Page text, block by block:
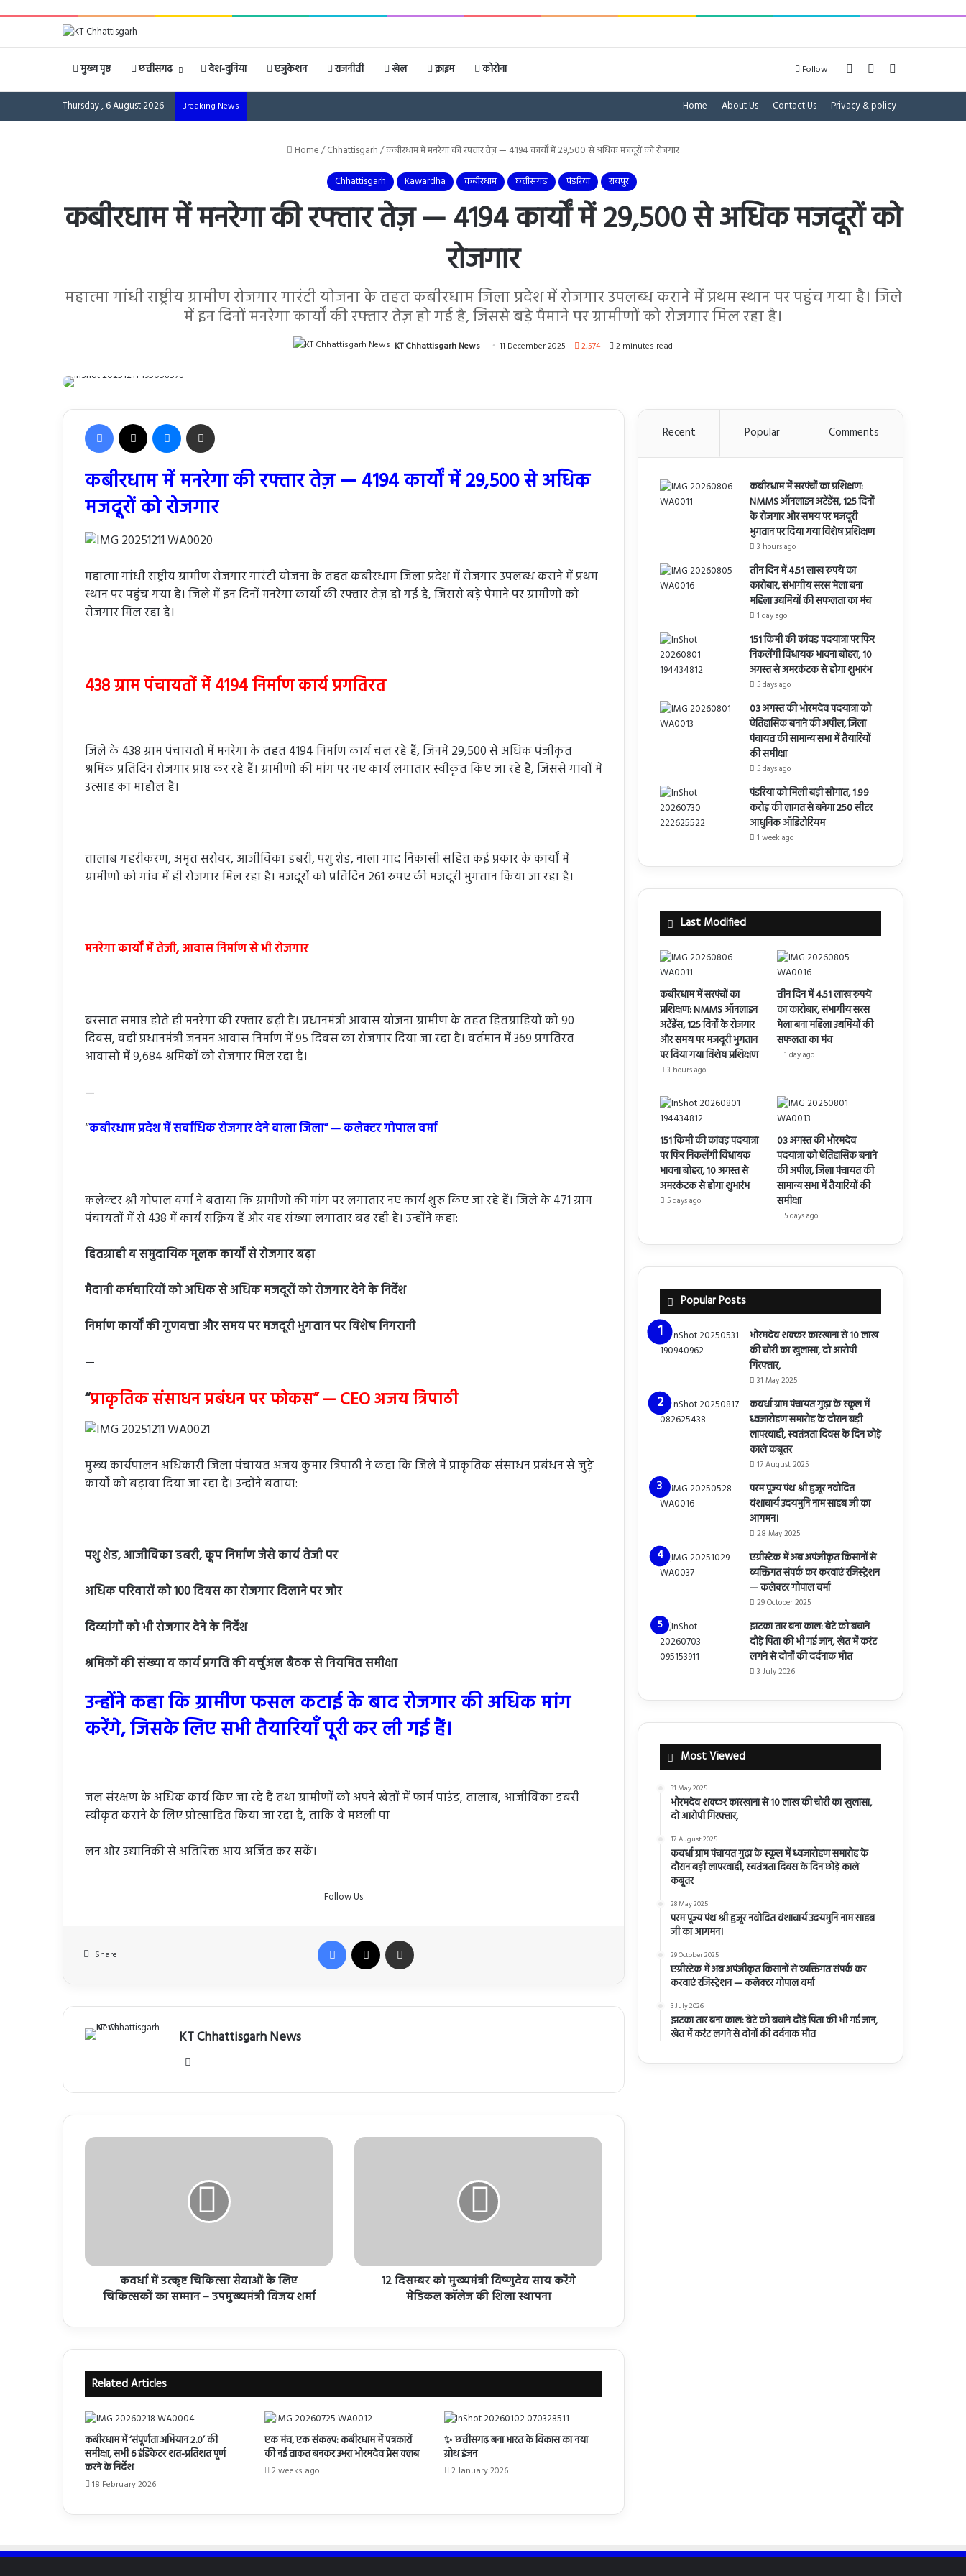
मुख्य पृष्ठ छत्तीसगढ़ देश-दुनिया एजुकेशन राजनीती खेल क्राइम कोरोना Follow Log In Sidebar
Thursday , 6 August 2026 Breaking News Home About Us Contact Us Privacy & policy
Home/Chhattisgarh/कबीरधाम में मनरेगा की रफ्तार तेज़ — 4194 कार्यों में 29,500 से अधिक मजदूरों को रोजगार
Chhattisgarh Kawardha कबीरधाम छत्तीसगढ़ पंडरिया रायपुर
कबीरधाम में मनरेगा की रफ्तार तेज़ — 4194 कार्यों में 29,500 से अधिक मजदूरों को
रोजगार
महात्मा गांधी राष्ट्रीय ग्रामीण रोजगार गारंटी योजना के तहत कबीरधाम जिला प्रदेश में रोजगार उपलब्ध कराने में प्रथम स्थान पर पहुंच गया है। जिले
में इन दिनों मनरेगा कार्यों की रफ्तार तेज़ हो गई है, जिससे बड़े पैमाने पर ग्रामीणों को रोजगार मिल रहा है।
KT Chhattisgarh News 11 December 2025 2,574 2 minutes read
Facebook Messenger
कबीरधाम में मनरेगा की रफ्तार तेज़ — 4194 कार्यों में 29,500 से अधिक
मजदूरों को रोजगार
महात्मा गांधी राष्ट्रीय ग्रामीण रोजगार गारंटी योजना के तहत कबीरधाम जिला प्रदेश में रोजगार उपलब्ध कराने में प्रथम
स्थान पर पहुंच गया है। जिले में इन दिनों मनरेगा कार्यों की रफ्तार तेज़ हो गई है, जिससे बड़े पैमाने पर ग्रामीणों को
रोजगार मिल रहा है।
438 ग्राम पंचायतों में 4194 निर्माण कार्य प्रगतिरत
जिले के 438 ग्राम पंचायतों में मनरेगा के तहत 4194 निर्माण कार्य चल रहे हैं, जिनमें 29,500 से अधिक पंजीकृत
श्रमिक प्रतिदिन रोजगार प्राप्त कर रहे हैं। ग्रामीणों की मांग पर नए कार्य लगातार स्वीकृत किए जा रहे हैं, जिससे गांवों में
उत्साह का माहौल है।
तालाब गहरीकरण, अमृत सरोवर, आजीविका डबरी, पशु शेड, नाला गाद निकासी सहित कई प्रकार के कार्यों में
ग्रामीणों को गांव में ही रोजगार मिल रहा है। मजदूरों को प्रतिदिन 261 रुपए की मजदूरी भुगतान किया जा रहा है।
मनरेगा कार्यों में तेजी, आवास निर्माण से भी रोजगार
बरसात समाप्त होते ही मनरेगा की रफ्तार बढ़ी है। प्रधानमंत्री आवास योजना ग्रामीण के तहत हितग्राहियों को 90
दिवस, वहीं प्रधानमंत्री जनमन आवास निर्माण में 95 दिवस का रोजगार दिया जा रहा है। वर्तमान में 369 प्रगतिरत
आवासों में 9,684 श्रमिकों को रोजगार मिल रहा है।
—
“कबीरधाम प्रदेश में सर्वाधिक रोजगार देने वाला जिला” — कलेक्टर गोपाल वर्मा
कलेक्टर श्री गोपाल वर्मा ने बताया कि ग्रामीणों की मांग पर लगातार नए कार्य शुरू किए जा रहे हैं। जिले के 471 ग्राम
पंचायतों में से 438 में कार्य सक्रिय हैं और यह संख्या लगातार बढ़ रही है। उन्होंने कहा:
हितग्राही व समुदायिक मूलक कार्यों से रोजगार बढ़ा
मैदानी कर्मचारियों को अधिक से अधिक मजदूरों को रोजगार देने के निर्देश
निर्माण कार्यों की गुणवत्ता और समय पर मजदूरी भुगतान पर विशेष निगरानी
—
“प्राकृतिक संसाधन प्रबंधन पर फोकस” — CEO अजय त्रिपाठी
मुख्य कार्यपालन अधिकारी जिला पंचायत अजय कुमार त्रिपाठी ने कहा कि जिले में प्राकृतिक संसाधन प्रबंधन से जुड़े
कार्यों को बढ़ावा दिया जा रहा है। उन्होंने बताया:
पशु शेड, आजीविका डबरी, कूप निर्माण जैसे कार्य तेजी पर
अधिक परिवारों को 100 दिवस का रोजगार दिलाने पर जोर
दिव्यांगों को भी रोजगार देने के निर्देश
श्रमिकों की संख्या व कार्य प्रगति की वर्चुअल बैठक से नियमित समीक्षा
उन्होंने कहा कि ग्रामीण फसल कटाई के बाद रोजगार की अधिक मांग
करेंगे, जिसके लिए सभी तैयारियाँ पूरी कर ली गई हैं।
जल संरक्षण के अधिक कार्य किए जा रहे हैं तथा ग्रामीणों को अपने खेतों में फार्म पाउंड, तालाब, आजीविका डबरी
स्वीकृत कराने के लिए प्रोत्साहित किया जा रहा है, ताकि वे मछली पा
लन और उद्यानिकी से अतिरिक्त आय अर्जित कर सकें।
Follow Us
Share
Facebook
KT Chhattisgarh News
कवर्धा में उत्कृष्ट चिकित्सा सेवाओं के लिए
चिकित्सकों का सम्मान – उपमुख्यमंत्री विजय शर्मा
12 दिसम्बर को मुख्यमंत्री विष्णुदेव साय करेंगे
मेडिकल कॉलेज की शिला स्थापना
Related Articles
कबीरधाम में ‘संपूर्णता अभियान 2.0’ की
समीक्षा, सभी 6 इंडिकेटर शत-प्रतिशत पूर्ण
करने के निर्देश
18 February 2026
एक मंच, एक संकल्प: कबीरधाम में पत्रकारों
की नई ताकत बनकर उभरा भोरमदेव प्रेस क्लब
2 weeks ago
✨ छत्तीसगढ़ बना भारत के विकास का नया
ग्रोथ इंजन
2 January 2026
Recent Popular Comments
कबीरधाम में सरपंचों का प्रशिक्षण:
NMMS ऑनलाइन अटेंडेंस, 125 दिनों
के रोजगार और समय पर मजदूरी
भुगतान पर दिया गया विशेष प्रशिक्षण
3 hours ago
तीन दिन में 4.51 लाख रुपये का
कारोबार, संभागीय सरस मेला बना
महिला उद्यमियों की सफलता का मंच
1 day ago
151 किमी की कांवड़ पदयात्रा पर फिर
निकलेंगी विधायक भावना बोहरा, 10
अगस्त से अमरकंटक से होगा शुभारंभ
5 days ago
03 अगस्त की भोरमदेव पदयात्रा को
ऐतिहासिक बनाने की अपील, जिला
पंचायत की सामान्य सभा में तैयारियों
की समीक्षा
5 days ago
पंडरिया को मिली बड़ी सौगात, 1.99
करोड़ की लागत से बनेगा 250 सीटर
आधुनिक ऑडिटोरियम
1 week ago
Last Modified
कबीरधाम में सरपंचों का
प्रशिक्षण: NMMS ऑनलाइन
अटेंडेंस, 125 दिनों के रोजगार
और समय पर मजदूरी भुगतान
पर दिया गया विशेष प्रशिक्षण
3 hours ago
तीन दिन में 4.51 लाख रुपये
का कारोबार, संभागीय सरस
मेला बना महिला उद्यमियों की
सफलता का मंच
1 day ago
151 किमी की कांवड़ पदयात्रा
पर फिर निकलेंगी विधायक
भावना बोहरा, 10 अगस्त से
अमरकंटक से होगा शुभारंभ
5 days ago
03 अगस्त की भोरमदेव
पदयात्रा को ऐतिहासिक बनाने
की अपील, जिला पंचायत की
सामान्य सभा में तैयारियों की
समीक्षा
5 days ago
Popular Posts
भोरमदेव शक्कर कारखाना से 10 लाख
की चोरी का खुलासा, दो आरोपी
गिरफ्तार,
31 May 2025
कवर्धा ग्राम पंचायत गुढ़ा के स्कूल में
ध्वजारोहण समारोह के दौरान बड़ी
लापरवाही, स्वतंत्रता दिवस के दिन छोड़े
काले कबूतर
17 August 2025
परम पूज्य पंथ श्री हुजूर नवोदित
वंशाचार्य उदयमुनि नाम साहब जी का
आगमन।
28 May 2025
एग्रीस्टेक में अब अपंजीकृत किसानों से
व्यक्तिगत संपर्क कर करवाएं रजिस्ट्रेशन
— कलेक्टर गोपाल वर्मा
29 October 2025
झटका तार बना काल: बेटे को बचाने
दौड़े पिता की भी गई जान, खेत में करंट
लगने से दोनों की दर्दनाक मौत
3 July 2026
Most Viewed
31 May 2025
भोरमदेव शक्कर कारखाना से 10 लाख की चोरी का खुलासा,
दो आरोपी गिरफ्तार,
17 August 2025
कवर्धा ग्राम पंचायत गुढ़ा के स्कूल में ध्वजारोहण समारोह के
दौरान बड़ी लापरवाही, स्वतंत्रता दिवस के दिन छोड़े काले
कबूतर
28 May 2025
परम पूज्य पंथ श्री हुजूर नवोदित वंशाचार्य उदयमुनि नाम साहब
जी का आगमन।
29 October 2025
एग्रीस्टेक में अब अपंजीकृत किसानों से व्यक्तिगत संपर्क कर
करवाएं रजिस्ट्रेशन — कलेक्टर गोपाल वर्मा
3 July 2026
झटका तार बना काल: बेटे को बचाने दौड़े पिता की भी गई जान,
खेत में करंट लगने से दोनों की दर्दनाक मौत